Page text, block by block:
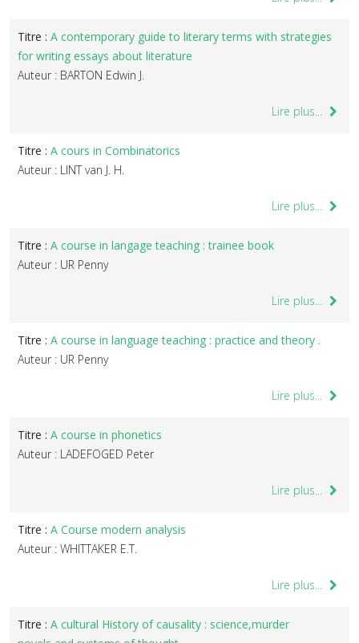
Titre : A contemporary guide to literary terms with strategies
for writing essays about literature
Auteur : BARTON Edwin J.
Lire plus...
Titre : A cours in Combinatorics
Auteur : LINT van J. H.
Lire plus...
Titre : A course in langage teaching : trainee book
Auteur : UR Penny
Lire plus...
Titre : A course in language teaching : practice and theory .
Auteur : UR Penny
Lire plus...
Titre : A course in phonetics
Auteur : LADEFOGED Peter
Lire plus...
Titre : A Course modern analysis
Auteur : WHITTAKER E.T.
Lire plus...
Titre : A cultural History of causality : science,murder